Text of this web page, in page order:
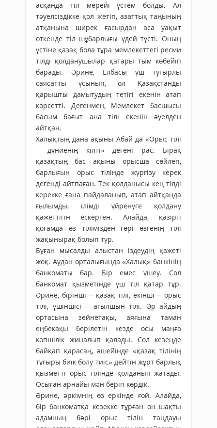
асқанда тіл мерейі үстем болды. Ал
тәуелсіздікке қол жетіп, азаттық таңының
атқанына ширек ғасырдан аса уақыт
өткенде тіл шұбарлығы үдей түсті. Оның
үстіне қазақ бола тұра мемлекеттегі ресми
тілді қолданушылар қатары тым көбейіп
барады. Әрине, Елбасы үш тұғырлы
саясатты ұсынып, ол Қазақстанды
қарышты дамытудың тетігі екенін атап
көрсетті. Дегенмен, Мемлекет басшысы
басым бағыт ана тілі екенін әуелден
айтқан.
Халықтың дана ақыны Абай да «Орыс тілі
– дүниенің кілті» дегені рас. Бірақ
қазақтың бас ақыны орысша сөйлеп,
барлығын орыс тілінде жүргізу керек
дегенді айтпаған. Тек қолданысы кең тілді
керекке ғана пайдаланып, атап айтқанда
ғылымды, ілімді үйренуге қолдану
қажеттігін ескерген. Алайда, қазіргі
қоғамда өз тілімізден гөрі өзгенің тілі
жақынырақ болып тұр.
Бұған мысалды алыстан іздеудің қажеті
жоқ. Аудан орталығында «Халық» банкінің
банкоматы бар. Бір емес үшеу. Сол
банкомат қызметінде үш тіл қатар тұр.
Әрине, бірінші – қазақ тілі, екінші – орыс
тілі, үшіншісі – ағылшын тілі. Әр айдың
ортасына зейнетақы, аяғына таман
еңбекақы берілетін кезде осы маңға
көпшілік жиналып қалады. Сол кезеңде
байқап қарасаң, әшейінде «қазақ тілінің
тұғыры биік болу тиіс» дейтін жұрт барлық
қызметті орыс тілінде қолданып жатады.
Осыған арнайы мән беріп көрдік.
Әрине, әркімнің өз еркінде ғой. Алайда,
бір банкоматқа кезекке тұрған он шақты
адамның бәрі орыс тілін таңдауы